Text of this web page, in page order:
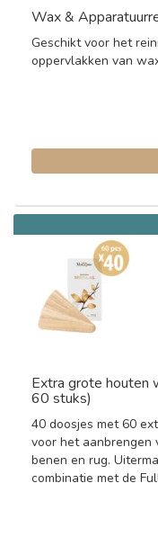
Wax &
Geschikt voor het
oppervlakken van
Extra grote houten
60 stuks)
40 doosjes met 60
voor het aanbrengen
benen en rug.
combinatie met de